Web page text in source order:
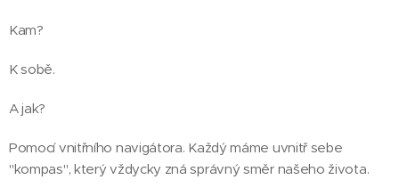
Kam?
K sobě.
A jak?
Pomocí vnitřního navigátora. Každý máme uvnitř sebe
"kompas", který vždycky zná správný směr našeho života.